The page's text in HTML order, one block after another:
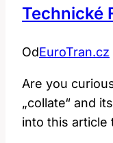
Technické
OdEuroTran.cz
Are you
„collate“ and
into this article